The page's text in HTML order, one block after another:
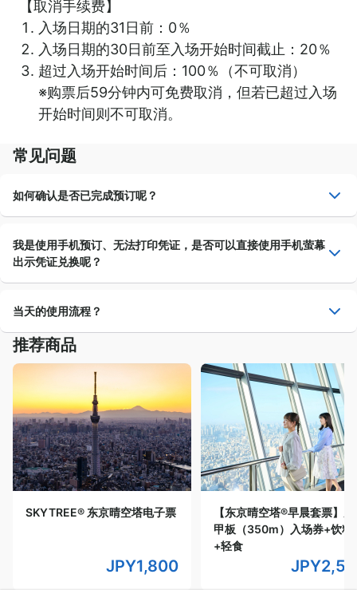
2 3 4 5 6 7 8
9 10 11 12
30 31
请选择时间
成人 (15岁以上)
JPY4,650
青少年 (12-14岁)
儿童 (6-11岁)
【取消手续费】
入场日期的31日前：0％
入场日期的30日前至入场开始时间截止：20％
超过入场开始时间后：100％（不可取消）
※购票后59分钟内可免费取消，但若已超过入场
开始时间则不可取消。
常见问题
如何确认是否已完成预订呢？
查收邮箱内所附、含有二维码的凭证。亦可点击信内的订单详情
链接确认订单信息。
我是使用手机预订、无法打印凭证，是否可以直接使用手机萤幕
出示凭证兑换呢？
当天的使用流程？
当您预订完成，系统将发送含二维码凭证的订单确认信至您所登
录的邮箱，活动当日须请携带该凭证并以此兑换入场券。部分体
验可能仅需向活动供应商出示凭证即可参加活动，无须另行兑换
入场券，详情请见各商品说明。
推荐商品
SKYTREE® 东京晴空塔电子票
JPY1,800
【东京晴空塔®早晨套票】
甲板（350m）入场券+饮料
+轻食
JPY